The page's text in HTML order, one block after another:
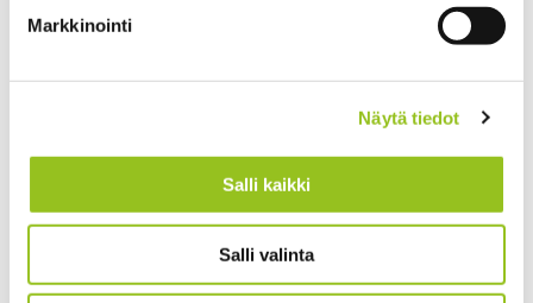
Markkinointi
Näytä tiedot
Salli kaikki
Salli valinta